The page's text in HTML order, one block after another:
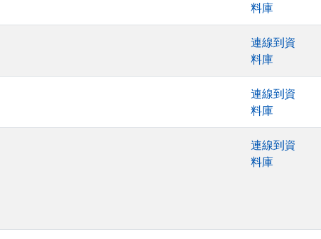
料庫
連線到資
料庫
連線到資
料庫
連線到資
料庫